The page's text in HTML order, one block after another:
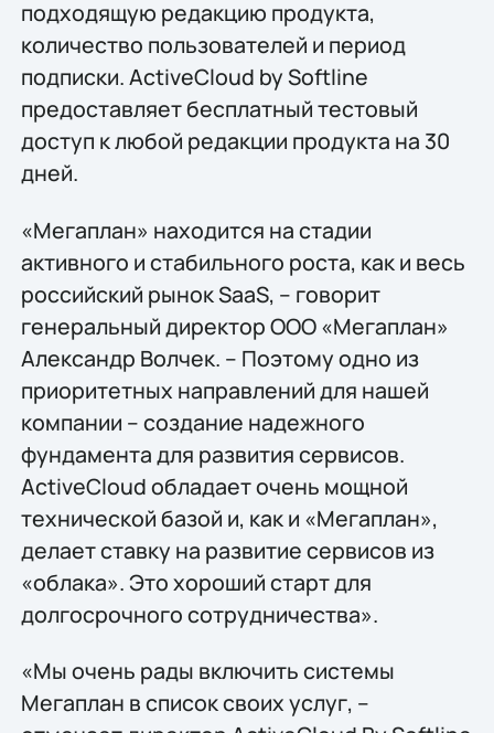
подходящую редакцию продукта,
количество пользователей и период
подписки. ActiveCloud by Softline
предоставляет бесплатный тестовый
доступ к любой редакции продукта на 30
дней.
«Мегаплан» находится на стадии
активного и стабильного роста, как и весь
российский рынок SaaS, – говорит
генеральный директор ООО «Мегаплан»
Александр Волчек. – Поэтому одно из
приоритетных направлений для нашей
компании – создание надежного
фундамента для развития сервисов.
ActiveCloud обладает очень мощной
технической базой и, как и «Мегаплан»,
делает ставку на развитие сервисов из
«облака». Это хороший старт для
долгосрочного сотрудничества».
«Мы очень рады включить системы
Мегаплан в список своих услуг, –